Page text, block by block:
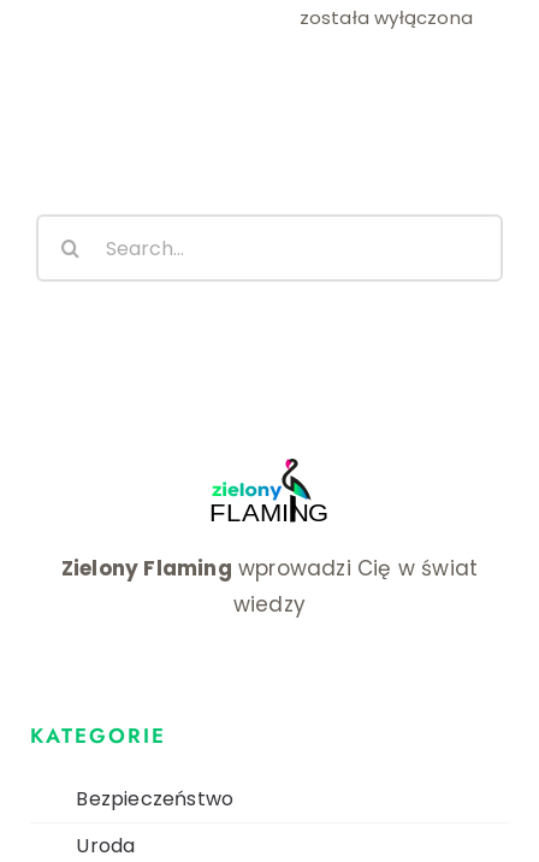
tylko
ubrań?
została wyłączona
Zielony Flaming wprowadzi Cię w świat
wiedzy
KATEGORIE
Bezpieczeństwo
Uroda